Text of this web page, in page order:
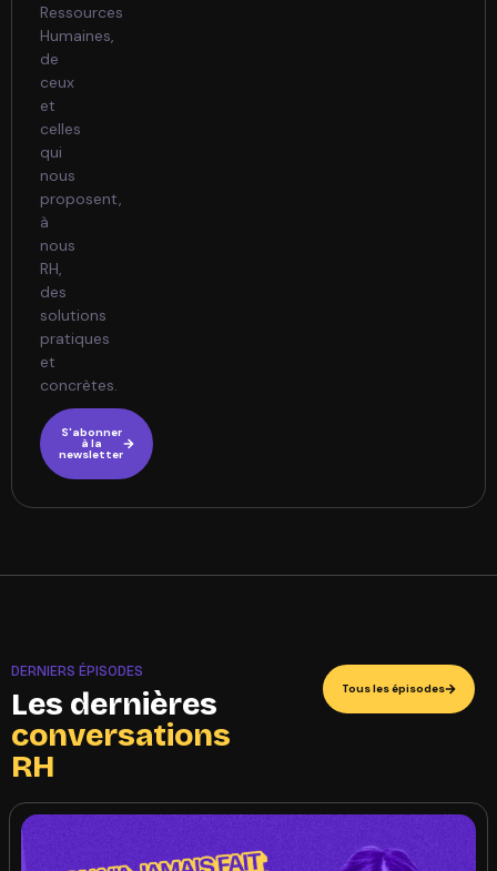
Ressources
Humaines,
de
ceux
et
celles
qui
nous
proposent,
à
nous
RH,
des
solutions
pratiques
et
concrètes.
S'abonner
à la
newsletter
DERNIERS ÉPISODES
Les dernières
conversations
RH
Tous les épisodes